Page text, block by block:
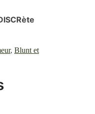
, Blunt et